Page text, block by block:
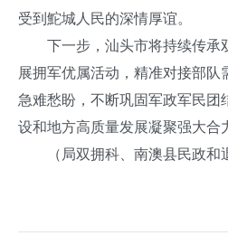
受到鮀城人民的深情厚谊。
下一步，汕头市将持续传承
展拥军优属活动，精准对接部队
急难愁盼，不断巩固军政军民团
设和地方高质量发展凝聚强大合
（局双拥科、南澳县民政和退